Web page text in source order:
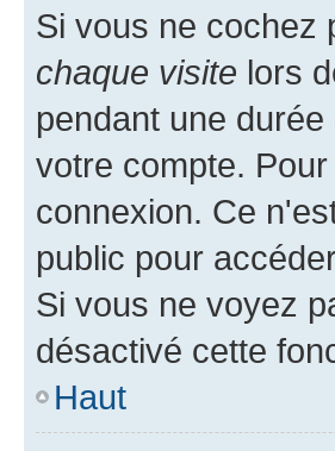
Si vous ne cochez
chaque visite lors
pendant une
votre compte.
connexion. Ce
public pour
Si vous ne voyez
désactivé cette
Haut